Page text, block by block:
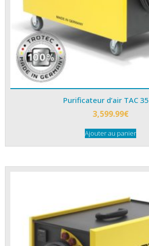
Purificateur d’air TAC
3,599.99€
Ajouter au panier